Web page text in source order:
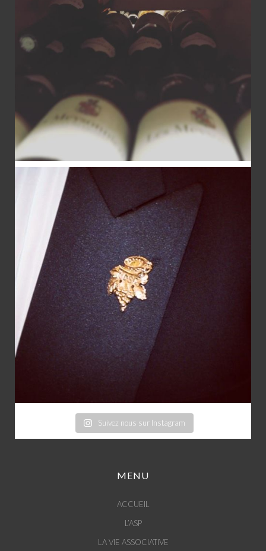
Suivez nous sur Instagram
MENU
ACCUEIL
L’ASP
LA VIE ASSOCIATIVE